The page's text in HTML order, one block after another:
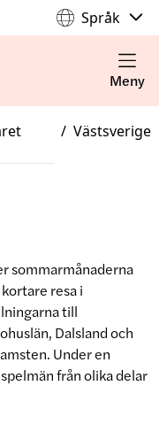
Språk
Meny
/ Västsverige
sommarmånaderna
resa i
till
Dalsland och
Under en
från olika delar